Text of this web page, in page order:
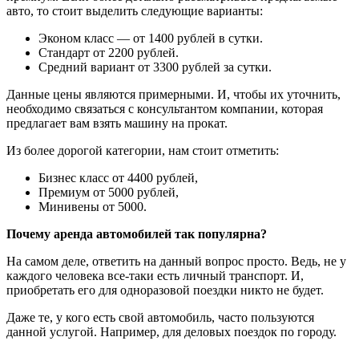
авто, то стоит выделить следующие варианты:
Эконом класс — от 1400 рублей в сутки.
Стандарт от 2200 рублей.
Средний вариант от 3300 рублей за сутки.
Данные цены являются примерными. И, чтобы их уточнить,
необходимо связаться с консультантом компании, которая
предлагает вам взять машину на прокат.
Из более дорогой категории, нам стоит отметить:
Бизнес класс от 4400 рублей,
Премиум от 5000 рублей,
Минивены от 5000.
Почему аренда автомобилей так популярна?
На самом деле, ответить на данный вопрос просто. Ведь, не у
каждого человека все-таки есть личный транспорт. И,
приобретать его для одноразовой поездки никто не будет.
Даже те, у кого есть свой автомобиль, часто пользуются
данной услугой. Например, для деловых поездок по городу.